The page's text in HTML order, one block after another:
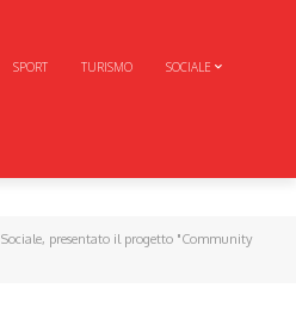
SPORT TURISMO SOCIALE
Sociale, presentato il progetto "Community